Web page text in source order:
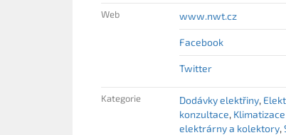
Web www.nwt.cz
Facebook
Twitter
Kategorie Dodávky elektřiny
konzultace
elektrárny a kolektory